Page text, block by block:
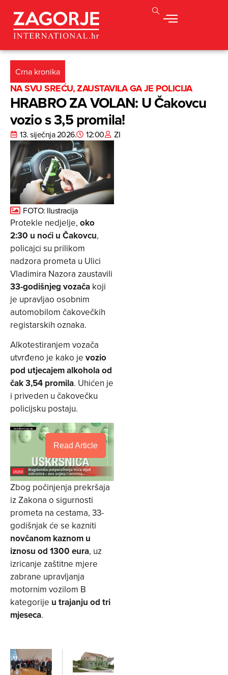
Crna kronika
NA SVU SREĆU, ZAUSTAVILA GA JE POLICIJA
HRABRO ZA VOLAN: U Čakovcu
vozio s 3,5 promila!
13. siječnja 2026. 12:00 ZI
FOTO: Ilustracija
Protekle nedjelje, oko
2:30 u noći u Čakovcu,
policajci su prilikom
nadzora prometa u Ulici
Vladimira Nazora zaustavili
33-godišnjeg vozača koji
je upravljao osobnim
automobilom čakovečkih
registarskih oznaka.
Alkotestiranjem vozača
utvrđeno je kako je vozio
pod utjecajem alkohola od
čak 3,54 promila. Uhićen je
i priveden u čakovečku
policijsku postaju.
Read Article
Zbog počinjenja prekršaja
iz Zakona o sigurnosti
prometa na cestama, 33-
godišnjak će se kazniti
novčanom kaznom u
iznosu od 1300 eura, uz
izricanje zaštitne mjere
zabrane upravljanja
motornim vozilom B
kategorije u trajanju od tri
mjeseca.